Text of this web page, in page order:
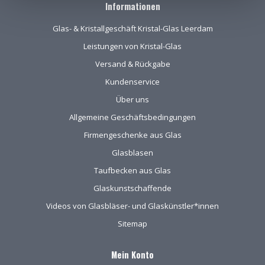
bekijken en de
(uitgebreid graveren)
vorm te geven.
Informationen
Glas- & Kristallgeschäft Kristal-Glas Leerdam
Leistungen von Kristal-Glas
Versand & Rückgabe
Kundenservice
Über uns
Allgemeine Geschäftsbedingungen
Firmengeschenke aus Glas
Glasblasen
Taufbecken aus Glas
Glaskunstschaffende
Videos von Glasbläser- und Glaskünstler*innen
Sitemap
Mein Konto